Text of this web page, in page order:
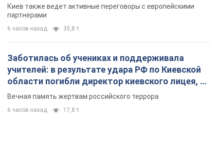
Киев также ведет активные переговоры с европейскими
партнерами
6 часов назад 35,8 т.
Заботилась об учениках и поддерживала
учителей: в результате удара РФ по Киевской
области погибли директор киевского лицея, её
муж и внук
Вечная память жертвам российского террора
6 часов назад 17,8 т.